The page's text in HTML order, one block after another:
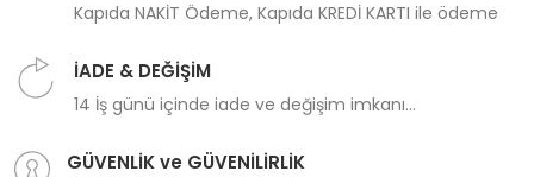
Kapıda NAKİT Ödeme, Kapıda KREDİ KARTI ile ödeme
İADE & DEĞİŞİM
14 İş günü içinde iade ve değişim imkanı...
GÜVENLİK ve GÜVENİLİRLİK